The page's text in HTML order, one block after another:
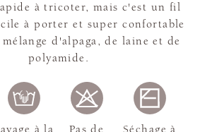
à tricoter, mais c'est un fil
à porter et super confortable
mélange d'alpaga, de laine et de
polyamide.
à la
Pas de
Séchage à